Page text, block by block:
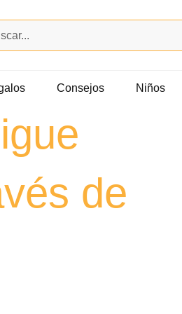
Consejos Niños
de